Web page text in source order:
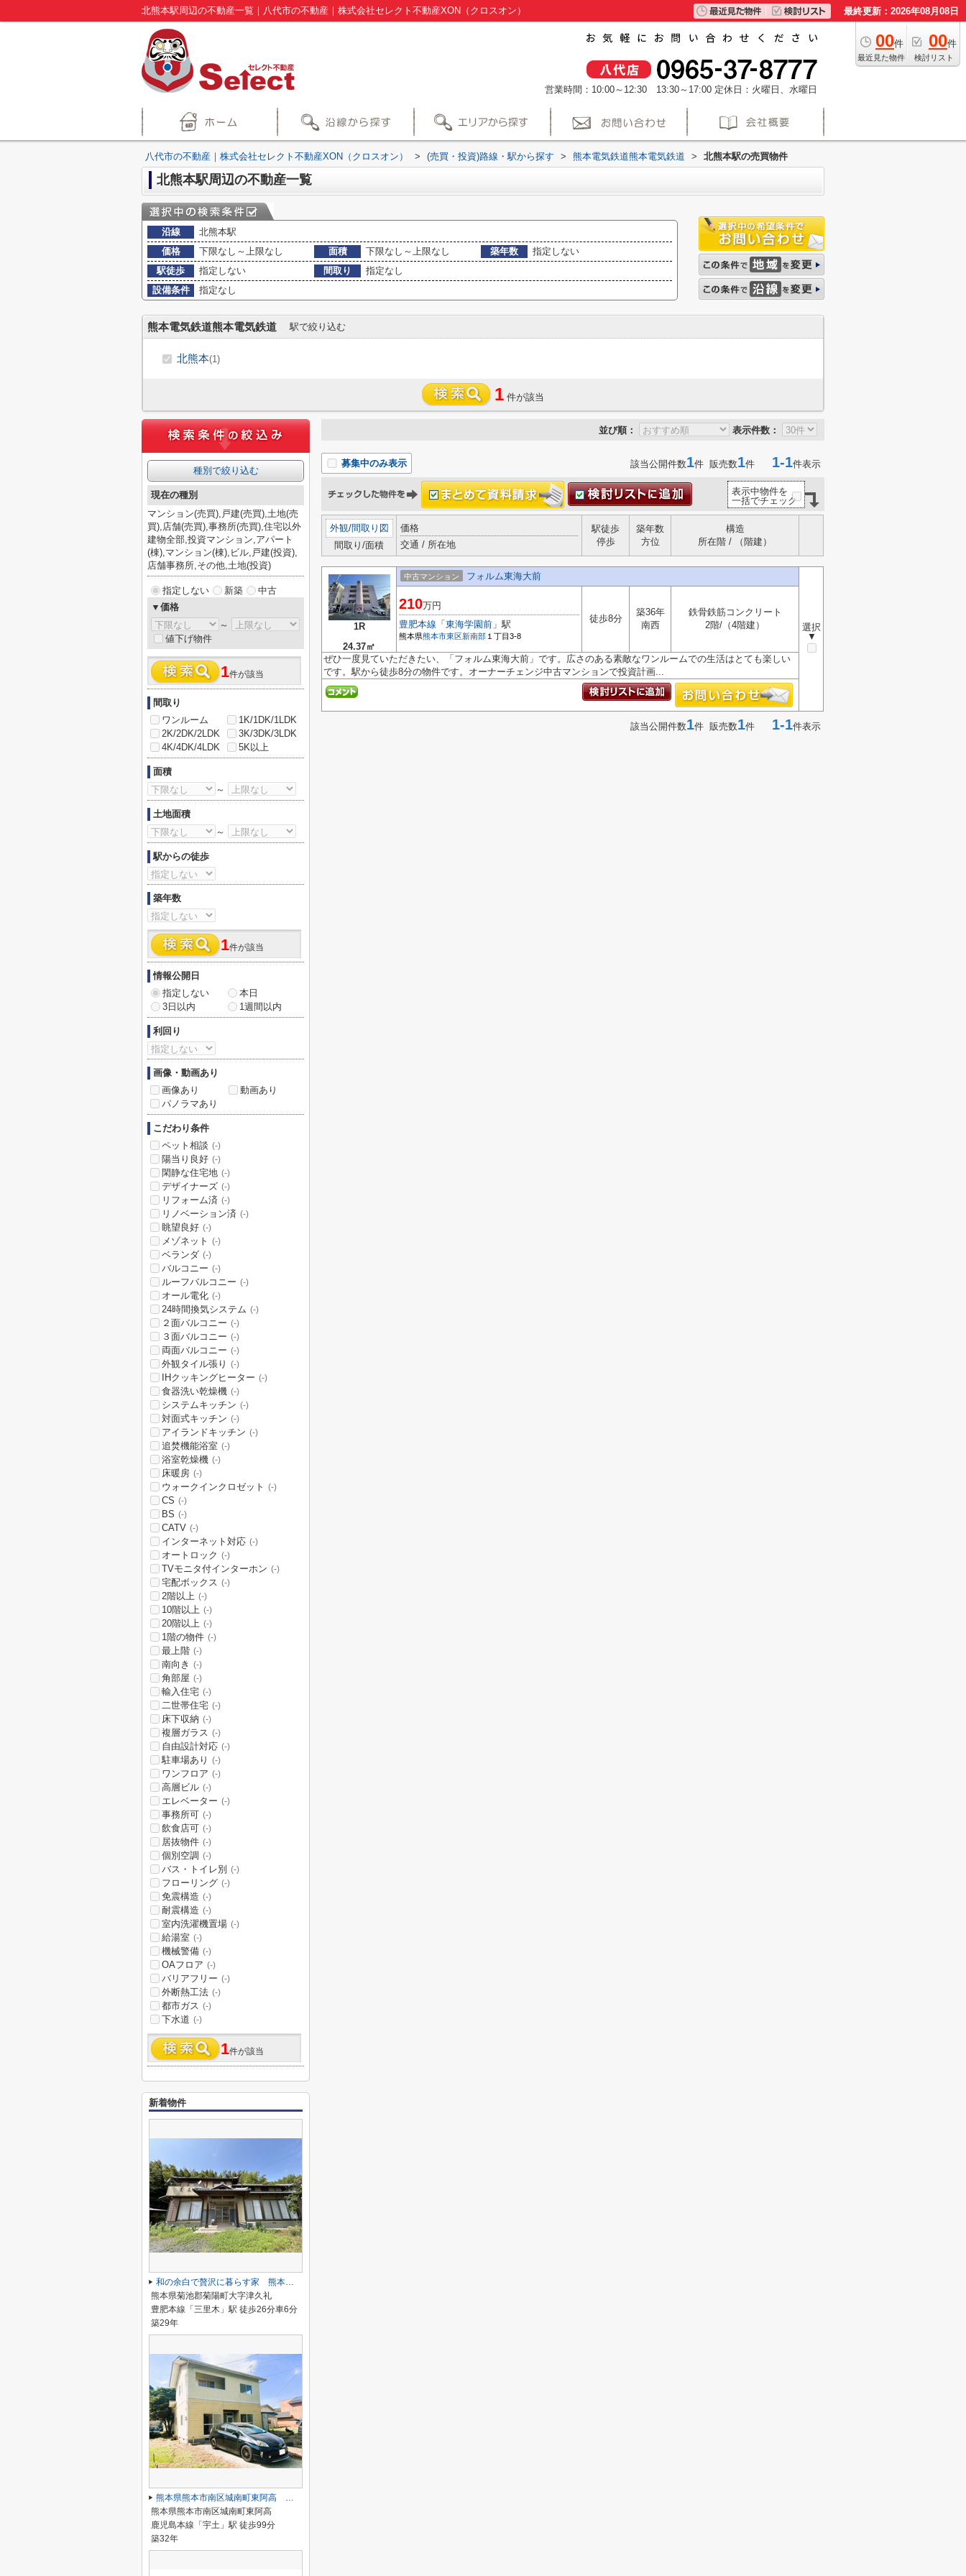
北熊本駅周辺の不動産一覧｜八代市の不動産｜株式会社セレクト不動産XON（クロスオン） 最終更新：2026年08月08日
00件
最近見た物件
00件
検討リスト
営業時間：10:00～12:30 13:30～17:00 定休日：火曜日、水曜日
八代市の不動産｜株式会社セレクト不動産XON（クロスオン） > (売買・投資)路線・駅から探す > 熊本電気鉄道熊本電気鉄道 > 北熊本駅の売買物件
北熊本駅周辺の不動産一覧
沿線
北熊本駅
価格
下限なし～上限なし 面積 下限なし～上限なし 築年数
指定しない
駅徒歩
指定しない 間取り
指定なし
設備条件
指定なし
熊本電気鉄道熊本電気鉄道 駅で絞り込む
北熊本(1)
1 件が該当
並び順： 表示件数：
募集中のみ表示 該当公開件数1件 販売数1件 1-1件表示
表示中物件を
一括でチェック
外観/間取り図
間取り/面積
価格
交通 / 所在地
駅徒歩
停歩
築年数
方位
構造
所在階 / （階建）
1R
24.37㎡
中古マンション フォルム東海大前
選択
▼
210万円
豊肥本線 「 東海学園前 」駅
熊本県熊本市東区 新南部 １丁目3-8
徒歩8分
築36年
南西
鉄骨鉄筋コンクリート
2階/（4階建）
ぜひ一度見ていただきたい、「フォルム東海大前」です。広さのある素敵なワンルームでの生活はとても楽しい
です。駅から徒歩8分の物件です。オーナーチェンジ中古マンションで投資計画...
該当公開件数1件 販売数1件 1-1件表示
種別で絞り込む
現在の種別
マンション(売買),戸建(売買),土地(売
買),店舗(売買),事務所(売買),住宅以外
建物全部,投資マンション,アパート
(棟),マンション(棟),ビル,戸建(投資),
店舗事務所,その他,土地(投資)
指定しない 新築
中古
▼価格
～
値下げ物件
1件が該当
間取り
ワンルーム
1K/1DK/1LDK
2K/2DK/2LDK
3K/3DK/3LDK
4K/4DK/4LDK
5K以上
面積
～
土地面積
～
駅からの徒歩
築年数
1件が該当
情報公開日
指定しない
本日
3日以内
1週間以内
利回り
画像・動画あり
画像あり
動画あり
パノラマあり
こだわり条件
ペット相談 (-)
陽当り良好 (-)
閑静な住宅地 (-)
デザイナーズ (-)
リフォーム済 (-)
リノベーション済 (-)
眺望良好 (-)
メゾネット (-)
ベランダ (-)
バルコニー (-)
ルーフバルコニー (-)
オール電化 (-)
24時間換気システム (-)
２面バルコニー (-)
３面バルコニー (-)
両面バルコニー (-)
外観タイル張り (-)
IHクッキングヒーター (-)
食器洗い乾燥機 (-)
システムキッチン (-)
対面式キッチン (-)
アイランドキッチン (-)
追焚機能浴室 (-)
浴室乾燥機 (-)
床暖房 (-)
ウォークインクロゼット (-)
CS (-)
BS (-)
CATV (-)
インターネット対応 (-)
オートロック (-)
TVモニタ付インターホン (-)
宅配ボックス (-)
2階以上 (-)
10階以上 (-)
20階以上 (-)
1階の物件 (-)
最上階 (-)
南向き (-)
角部屋 (-)
輸入住宅 (-)
二世帯住宅 (-)
床下収納 (-)
複層ガラス (-)
自由設計対応 (-)
駐車場あり (-)
ワンフロア (-)
高層ビル (-)
エレベーター (-)
事務所可 (-)
飲食店可 (-)
居抜物件 (-)
個別空調 (-)
バス・トイレ別 (-)
フローリング (-)
免震構造 (-)
耐震構造 (-)
室内洗濯機置場 (-)
給湯室 (-)
機械警備 (-)
OAフロア (-)
バリアフリー (-)
外断熱工法 (-)
都市ガス (-)
下水道 (-)
1件が該当
新着物件
和の余白で贅沢に暮らす家 熊本県菊池郡菊陽町
熊本県菊池郡菊陽町大字津久礼
豊肥本線「三里木」駅 徒歩26分車6分
築29年
熊本県熊本市南区城南町東阿高 ～令和8年7月リフォーム！内外装綺麗で快適な住環境～
熊本県熊本市南区城南町東阿高
鹿児島本線「宇土」駅 徒歩99分
築32年